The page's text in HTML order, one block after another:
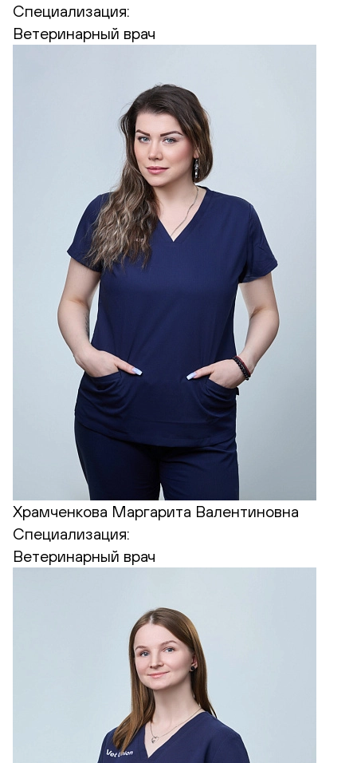
Специализация:
Ветеринарный врач
Храмченкова Маргарита Валентиновна
Специализация:
Ветеринарный врач